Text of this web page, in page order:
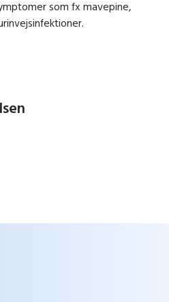
som fx mavepine,